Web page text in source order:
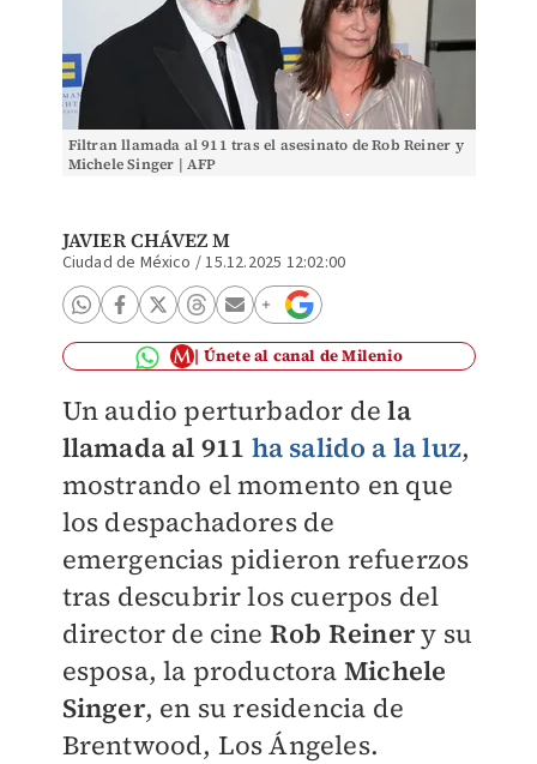
Filtran llamada al 911 tras el asesinato de Rob Reiner y
Michele Singer | AFP
JAVIER CHÁVEZ M
Ciudad de México /15.12.2025 12:02:00
Únete al canal de Milenio
Un audio perturbador dela
llamada al 911 ha salido a la luz,
mostrando el momento en que
los despachadores de
emergencias pidieron refuerzos
tras descubrir los cuerpos del
director de cine Rob Reinery su
esposa, la productora Michele
Singer, en su residencia de
Brentwood, Los Ángeles.